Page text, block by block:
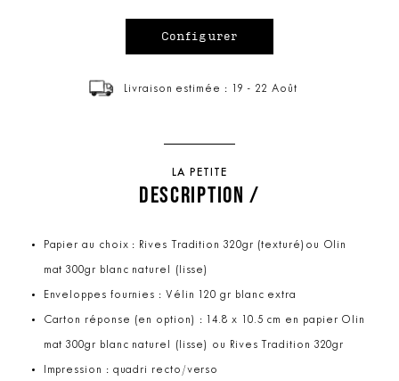
Livraison estimée : 19 - 22 Août
LA PETITE
DESCRIPTION /
Papier au choix : Rives Tradition 320gr (texturé)ou Olin
mat 300gr blanc naturel (lisse)
Enveloppes fournies : Vélin 120 gr blanc extra
Carton réponse (en option) : 14.8 x 10.5 cm en papier Olin
mat 300gr blanc naturel (lisse) ou Rives Tradition 320gr
Impression : quadri recto/verso